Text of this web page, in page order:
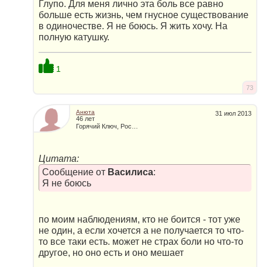
Глупо. Для меня лично эта боль все равно
больше есть жизнь, чем гнусное существование
в одиночестве. Я не боюсь. Я жить хочу. На
полную катушку.
1
73
31 июл 2013
Анюта
46 лет
Цитата:
Сообщение от Василиса:
Я не боюсь
по моим наблюдениям, кто не боится - тот уже
не один, а если хочется а не получается то что-
то все таки есть. может не страх боли но что-то
другое, но оно есть и оно мешает